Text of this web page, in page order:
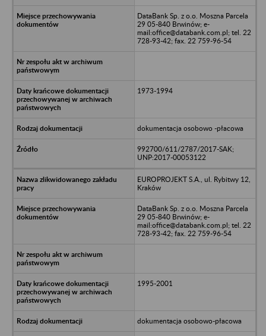
DataBank Sp. z o.o. Moszna Parcela
29 05-840 Brwinów; e-
mail:office@databank.com.pl; tel. 22
728-93-42; fax. 22 759-96-54
1973-1994
dokumentacja osobowo -płacowa
992700/611/2787/2017-SAK;
UNP:2017-00053122
EUROPROJEKT S.A., ul. Rybitwy 12,
Kraków
DataBank Sp. z o.o. Moszna Parcela
29 05-840 Brwinów; e-
mail:office@databank.com.pl; tel. 22
728-93-42; fax. 22 759-96-54
1995-2001
dokumentacja osobowo-płacowa